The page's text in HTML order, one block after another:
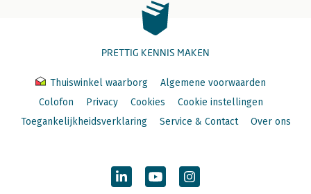
PRETTIG KENNIS MAKEN
Thuiswinkel waarborg
Algemene voorwaarden
Colofon
Privacy Cookies
Cookie instellingen
Toegankelijkheidsverklaring
Service & Contact Over ons